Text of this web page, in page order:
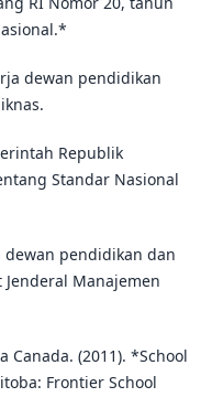
dewan pendidikan
Republik
Standar Nasional
dewan pendidikan dan
Manajemen
Canada. (2011). *School
Frontier School